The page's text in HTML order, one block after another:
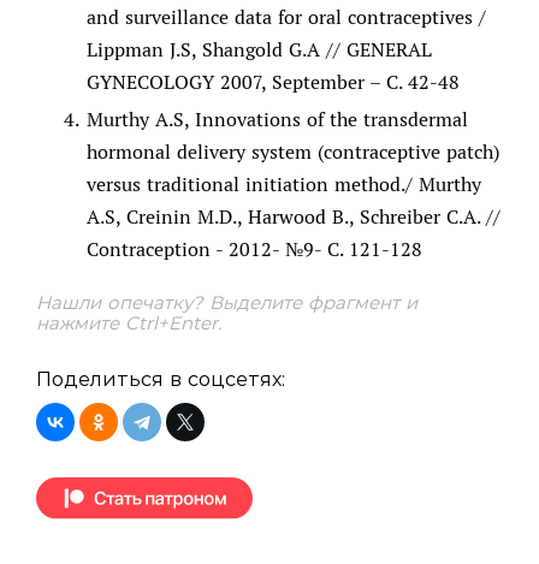
and surveillance data for oral contraceptives /
Lippman J.S, Shangold G.A // GENERAL
GYNECOLOGY 2007, September – C. 42-48
Murthy A.S, Innovations of the transdermal
hormonal delivery system (contraceptive patch)
versus traditional initiation method./ Murthy
A.S, Creinin M.D., Harwood B., Schreiber C.A. //
Contraception - 2012- №9- С. 121-128
Нашли опечатку? Выделите фрагмент и
нажмите Ctrl+Enter.
Поделиться в соцсетях: